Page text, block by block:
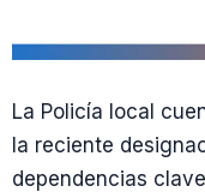
La Policía local
la reciente
dependencias